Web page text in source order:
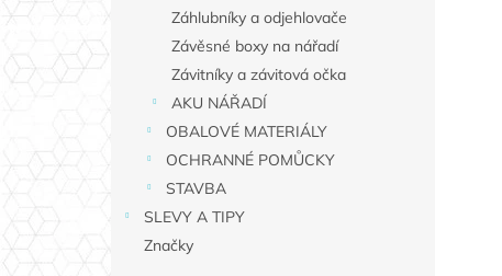
Záhlubníky a odjehlovače
Závěsné boxy na nářadí
Závitníky a závitová očka
AKU NÁŘADÍ
OBALOVÉ MATERIÁLY
OCHRANNÉ POMŮCKY
STAVBA
SLEVY A TIPY
Značky